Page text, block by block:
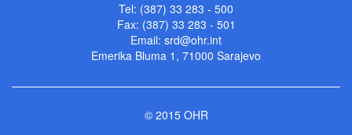
Tel: (387) 33 283 - 500
Fax: (387) 33 283 - 501
Email: srd@ohr.int
Emerika Bluma 1, 71000 Sarajevo
© 2015 OHR